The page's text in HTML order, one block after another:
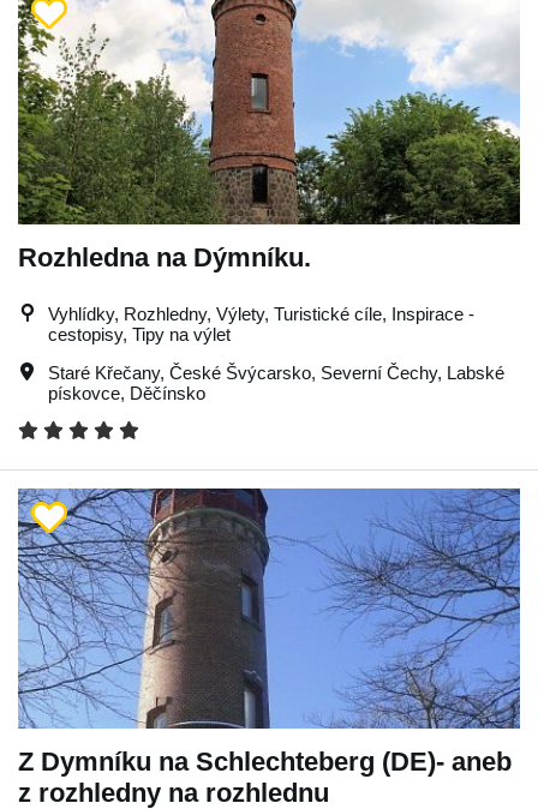
Rozhledna na Dýmníku.
Vyhlídky, Rozhledny, Výlety, Turistické cíle, Inspirace -
cestopisy, Tipy na výlet
Staré Křečany, České Švýcarsko, Severní Čechy, Labské
pískovce, Děčínsko
Z Dymníku na Schlechteberg (DE)- aneb
z rozhledny na rozhlednu